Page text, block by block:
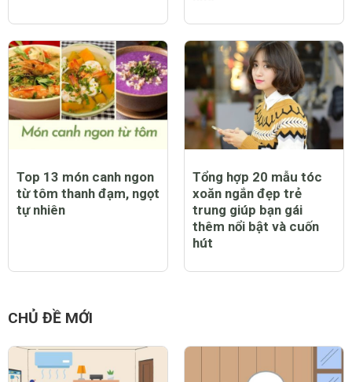
Top 13 món canh ngon
từ tôm thanh đạm, ngọt
tự nhiên
Tổng hợp 20 mẫu tóc
xoăn ngắn đẹp trẻ
trung giúp bạn gái
thêm nổi bật và cuốn
hút
CHỦ ĐỀ MỚI